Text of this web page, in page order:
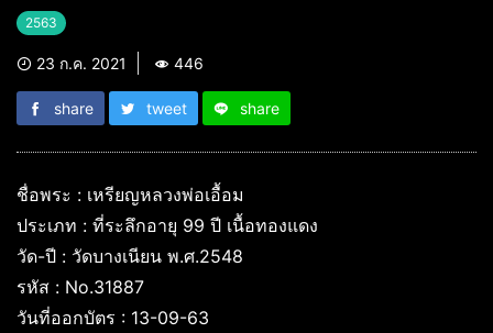
2563
23 ก.ค. 2021 446
share tweet share
ชื่อพระ : เหรียญหลวงพ่อเอื้อม
ประเภท : ที่ระลึกอายุ 99 ปี เนื้อทองแดง
วัด-ปี : วัดบางเนียน พ.ศ.2548
รหัส : No.31887
วันที่ออกบัตร : 13-09-63